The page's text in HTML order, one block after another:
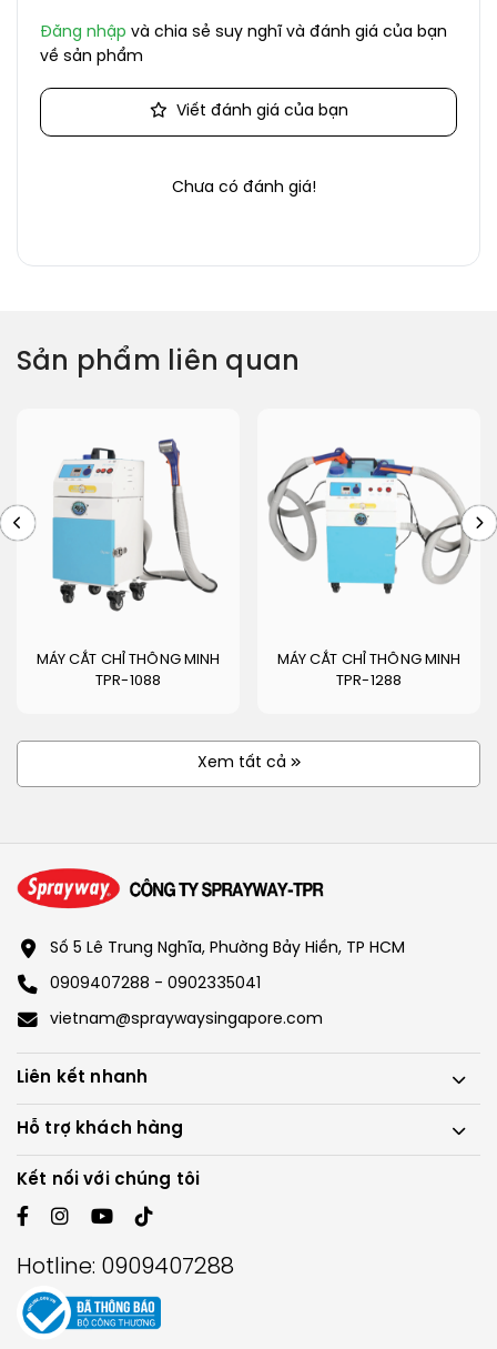
Đăng nhập và chia sẻ suy nghĩ và đánh giá của bạn
về sản phẩm
Viết đánh giá của bạn
Chưa có đánh giá!
Sản phẩm liên quan
MÁY CẮT CHỈ THÔNG MINH
TPR-1088
MÁY CẮT CHỈ THÔNG MINH
TPR-1288
Xem tất cả
Số 5 Lê Trung Nghĩa, Phường Bảy Hiền, TP HCM
0909407288 - 0902335041
vietnam@spraywaysingapore.com
Liên kết nhanh
Hỗ trợ khách hàng
Kết nối với chúng tôi
Hotline: 0909407288